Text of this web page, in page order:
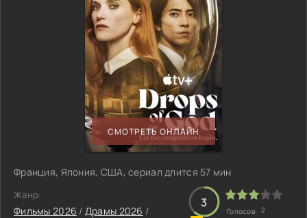
СМОТРЕТЬ ОНЛАЙН
Франция, Япония, США, сериал длится 57 мин
Жанр:
Фильмы 2026 / Драмы 2026 /
3
Голосов: 2